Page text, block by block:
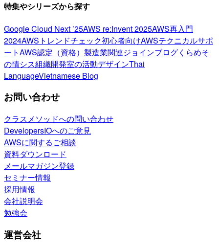
特集やシリーズから探す
Google Cloud Next ’25AWS re:Invent 2025AWS再入門
2024AWSトレンドチェック初心者向けAWSテクニカルサポ
ートAWS認定（資格） 製造業関連ジョインブログくらめそ
の情シス組織開発室の活動デザインThai
LanguageVietnamese Blog
お問い合わせ
クラスメソッドへの問い合わせ
DevelopersIOへのご意見
AWSに関するご相談
資料ダウンロード
メールマガジン登録
セミナー情報
採用情報
会社説明会
勉強会
運営会社